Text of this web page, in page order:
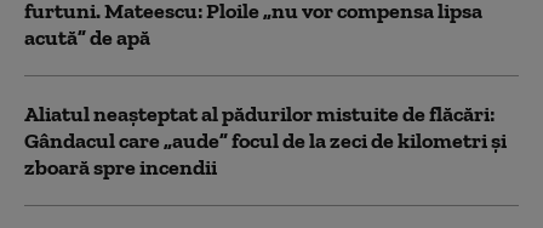
furtuni. Mateescu: Ploile „nu vor compensa lipsa
acută” de apă
Aliatul neașteptat al pădurilor mistuite de flăcări:
Gândacul care „aude” focul de la zeci de kilometri și
zboară spre incendii